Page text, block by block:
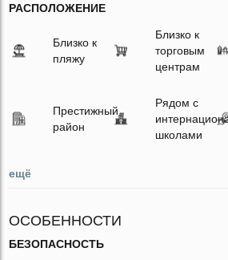
РАСПОЛОЖЕНИЕ
Близко к
пляжу
Близко к
торговым
центрам
Престижный
район
Рядом с
школами
ещё
ОСОБЕННОСТИ
БЕЗОПАСНОСТЬ